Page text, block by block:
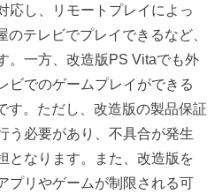
応し、リモートプレイによっ
テレビでプレイできるなど、
。一方、改造版PS Vitaでも外
ビでのゲームプレイができる
す。ただし、改造版の製品保証
う必要があり、不具合が発生
となります。また、改造版を
プリやゲームが制限される可